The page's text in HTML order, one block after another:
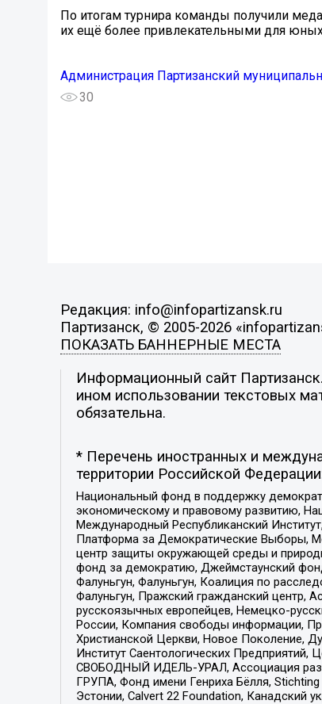
По итогам турнира команды получили
их ещё более привлекательными для
Администрация Партизанский
30
Редакция: info@infopartizansk.ru
Партизанск, © 2005-2026
ПОКАЗАТЬ БАННЕРНЫЕ МЕСТА
Информационный сайт
ином использовании текстовых
обязательна.
* Перечень иностранных и
территории Российской
Национальный фонд в поддержку
экономическому и правовому развитию,
Международный Республиканский
Платформа за Демократические Выборы,
центр защиты окружающей среды и
фонд за демократию, Джеймстаунский
Фалуньгун, Фалуньгун, Коалиция по
Фалуньгун, Пражский гражданский центр,
русскоязычных европейцев, Немецко-
России, Компания свободы информации,
Христианской Церкви, Новое Поколение,
Институт Саентологических
СВОБОДНЫЙ ИДЕЛЬ-УРАЛ, Ассоциация
ГРУПА, Фонд имени Генриха Бёлля,
Эстонии, Calvert 22 Foundation, Канадский